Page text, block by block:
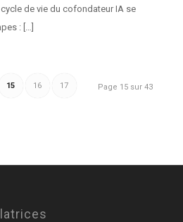
de vie du cofondateur IA se
: […]
Page 15 sur 43
15 16 17